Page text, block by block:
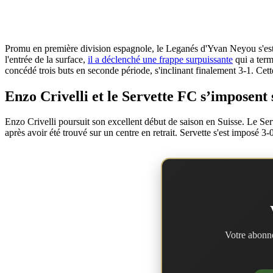
Promu en première division espagnole, le Leganés d'Yvan Neyou
l'entrée de la surface, il a déclenché une frappe surpuissante qui a
concédé trois buts en seconde période, s'inclinant finalement 3-1.
Enzo Crivelli et le Servette FC s’imposent
Enzo Crivelli poursuit son excellent début de saison en Suisse. Le
après avoir été trouvé sur un centre en retrait. Servette s'est imposé
Votre